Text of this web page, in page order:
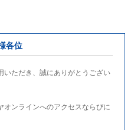
各位
いただき、誠にありがとうござい
オンラインへのアクセスならびに